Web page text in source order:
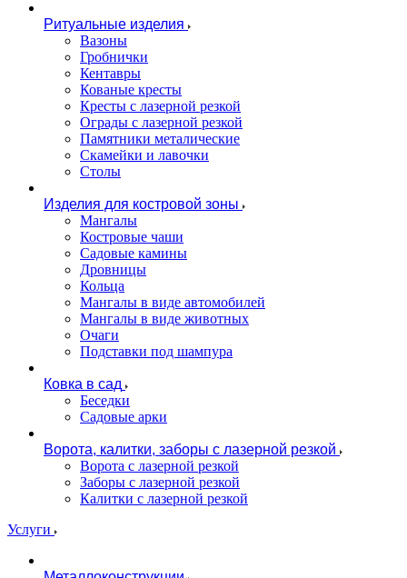
Ритуальные изделия
Вазоны
Гробнички
Кентавры
Кованые кресты
Кресты с лазерной резкой
Ограды с лазерной резкой
Памятники металические
Скамейки и лавочки
Столы
Изделия для костровой зоны
Мангалы
Костровые чаши
Садовые камины
Дровницы
Кольца
Мангалы в виде автомобилей
Мангалы в виде животных
Очаги
Подставки под шампура
Ковка в сад
Беседки
Садовые арки
Ворота, калитки, заборы с лазерной резкой
Ворота с лазерной резкой
Заборы с лазерной резкой
Калитки с лазерной резкой
Услуги